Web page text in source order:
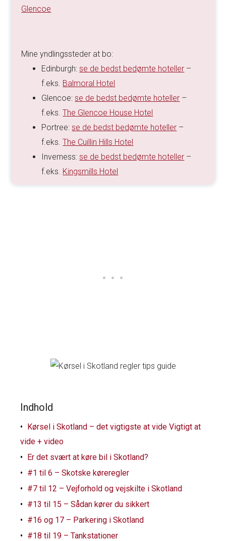
Glencoe
Mine yndlingssteder at bo:
Edinburgh:se de bedst bedømte hoteller –
f.eks. Balmoral Hotel
Glencoe:se de bedst bedømte hoteller –
f.eks.The Glencoe House Hotel
Portree:se de bedst bedømte hoteller –
f.eks.The Cuillin Hills Hotel
Inverness:se de bedst bedømte hoteller –
f.eks. Kingsmills Hotel
Indhold
Kørsel i Skotland – det vigtigste at vide Vigtigt at
vide + video
Er det svært at køre bil i Skotland?
#1 til 6 – Skotske køreregler
#7 til 12 – Vejforhold og vejskilte i Skotland
#13 til 15 – Sådan kører du sikkert
#16 og 17 – Parkering i Skotland
#18 til 19 – Tankstationer